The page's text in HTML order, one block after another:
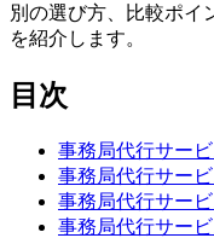
別の選び方、比較ポイ
を紹介します。
目次
事務局代行サー
事務局代行サー
事務局代行サー
事務局代行サー